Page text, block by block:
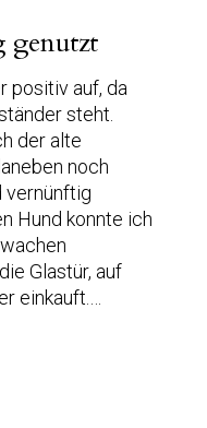
genutzt
positiv auf, da
steht.
der alte
noch
vernünftig
Hund konnte ich
Glastür, auf
einkauft.…